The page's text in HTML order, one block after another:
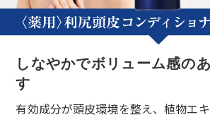
しなやかでボリューム感の
す
有効成分が頭皮環境を整え、植物エ